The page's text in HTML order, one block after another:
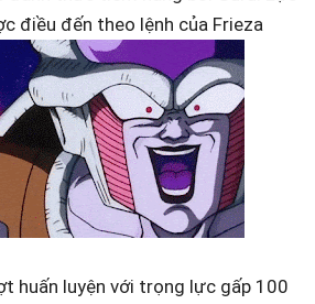
điều đến theo lệnh của Frieza
huấn luyện với trọng lực gấp 100